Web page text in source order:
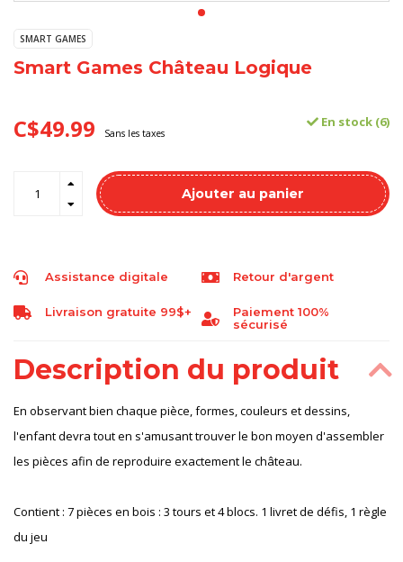
SMART GAMES
Smart Games Château Logique
C$49.99 Sans les taxes
En stock (6)
Ajouter au panier
Assistance digitale Retour d'argent
Livraison gratuite 99$+
Paiement 100%
sécurisé
Description du produit
En observant bien chaque pièce, formes, couleurs et dessins,
l'enfant devra tout en s'amusant trouver le bon moyen d'assembler
les pièces afin de reproduire exactement le château.
Contient : 7 pièces en bois : 3 tours et 4 blocs. 1 livret de défis, 1 règle
du jeu